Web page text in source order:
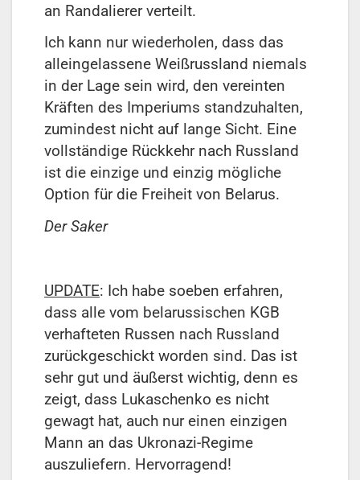
an Randalierer verteilt.
Ich kann nur wiederholen, dass das
alleingelassene Weißrussland niemals
in der Lage sein wird, den vereinten
Kräften des Imperiums standzuhalten,
zumindest nicht auf lange Sicht. Eine
vollständige Rückkehr nach Russland
ist die einzige und einzig mögliche
Option für die Freiheit von Belarus.
Der Saker
UPDATE: Ich habe soeben erfahren,
dass alle vom belarussischen KGB
verhafteten Russen nach Russland
zurückgeschickt worden sind. Das ist
sehr gut und äußerst wichtig, denn es
zeigt, dass Lukaschenko es nicht
gewagt hat, auch nur einen einzigen
Mann an das Ukronazi-Regime
auszuliefern. Hervorragend!